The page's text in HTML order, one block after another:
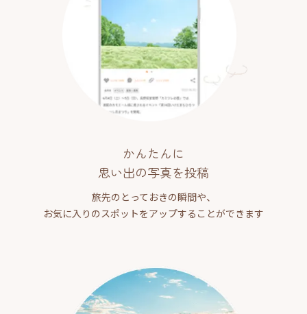
かんたんに
思い出の写真を投稿
旅先のとっておきの瞬間や、
お気に入りのスポットをアップすることができます